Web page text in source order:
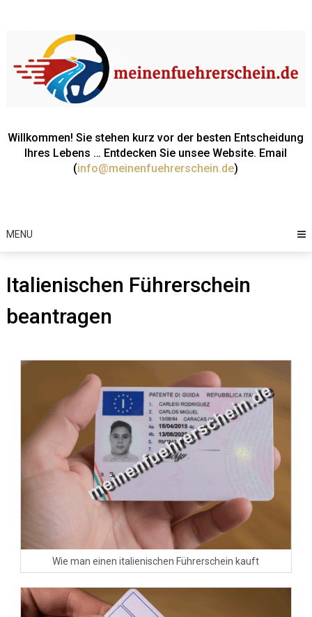
Willkommen! Sie stehen kurz vor der besten Entscheidung
Ihres Lebens … Entdecken Sie unsee Website. Email
(info@meinenfuehrerschein.de)
MENU
Italienischen Führerschein
beantragen
Wie man einen italienischen Führerschein kauft